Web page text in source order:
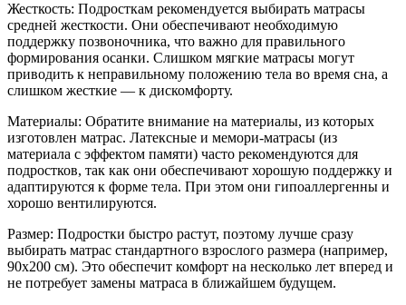
Жесткость: Подросткам рекомендуется выбирать матрасы
средней жесткости. Они обеспечивают необходимую
поддержку позвоночника, что важно для правильного
формирования осанки. Слишком мягкие матрасы могут
приводить к неправильному положению тела во время сна, а
слишком жесткие — к дискомфорту.
Материалы: Обратите внимание на материалы, из которых
изготовлен матрас. Латексные и мемори-матрасы (из
материала с эффектом памяти) часто рекомендуются для
подростков, так как они обеспечивают хорошую поддержку и
адаптируются к форме тела. При этом они гипоаллергенны и
хорошо вентилируются.
Размер: Подростки быстро растут, поэтому лучше сразу
выбирать матрас стандартного взрослого размера (например,
90x200 см). Это обеспечит комфорт на несколько лет вперед и
не потребует замены матраса в ближайшем будущем.